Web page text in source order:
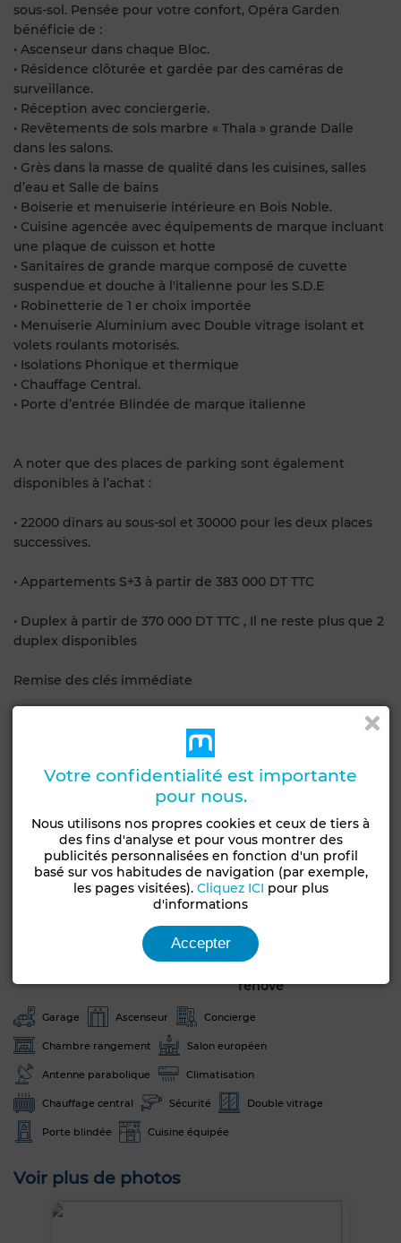
sous-sol. Pensée pour votre confort, Opéra Garden
bénéficie de :
• Ascenseur dans chaque Bloc.
• Résidence clôturée et gardée par des caméras de
surveillance.
• Réception avec conciergerie.
• Revêtements de sols marbre « Thala » grande Dalle
dans les salons.
• Grès dans la masse de qualité dans les cuisines, salles
d’eau et Salle de bains
• Boiserie et menuiserie intérieure en Bois Noble.
• Cuisine agencée avec équipements de marque incluant
une plaque de cuisson et hotte
• Sanitaires de grande marque composé de cuvette
suspendue et douche à l'italienne pour les S.D.E
• Robinetterie de 1 er choix importée
• Menuiserie Aluminium avec Double vitrage isolant et
volets roulants motorisés.
• Isolations Phonique et thermique
• Chauffage Central.
• Porte d’entrée Blindée de marque italienne
A noter que des places de parking sont également
disponibles à l’achat :
• 22000 dinars au sous-sol et 30000 pour les deux places
successives.
• Appartements S+3 à partir de 383 000 DT TTC
• Duplex à partir de 370 000 DT TTC , Il ne reste plus que 2
duplex disponibles
Remise des clés immédiate
N’hésitez pas à remplir le formulaire ou à nous appeler
directement sur les numéros qui s’affichent afin que les
équipes commerciales répondent à toutes vos questions
concernant Opéra Garden 2ème tranche, votre nouvelle
résidence haut standing.
Obtenir un financement
Caractéristiques générales
Etat
Jamais habité /
rénové
Garage Ascenseur Concierge
Chambre rangement Salon européen
Antenne parabolique Climatisation
Chauffage central Sécurité Double vitrage
Porte blindée Cuisine équipée
Voir plus de photos
Votre confidentialité est importante
pour nous.
Nous utilisons nos propres cookies et ceux de tiers à
des fins d'analyse et pour vous montrer des
publicités personnalisées en fonction d'un profil
basé sur vos habitudes de navigation (par exemple,
les pages visitées). Cliquez ICI pour plus
d'informations
Accepter